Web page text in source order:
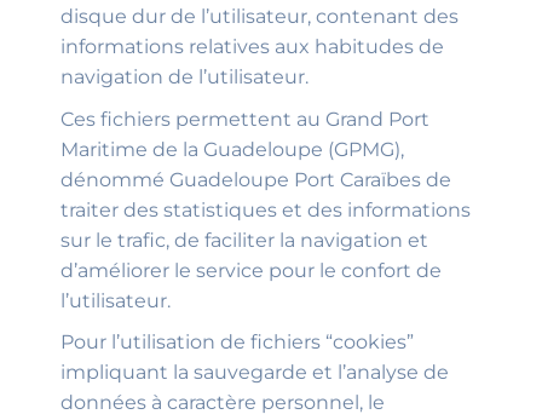
disque dur de l’utilisateur, contenant des
informations relatives aux habitudes de
navigation de l’utilisateur.
Ces fichiers permettent au Grand Port
Maritime de la Guadeloupe (GPMG),
dénommé Guadeloupe Port Caraïbes de
traiter des statistiques et des informations
sur le trafic, de faciliter la navigation et
d’améliorer le service pour le confort de
l’utilisateur.
Pour l’utilisation de fichiers “cookies”
impliquant la sauvegarde et l’analyse de
données à caractère personnel, le